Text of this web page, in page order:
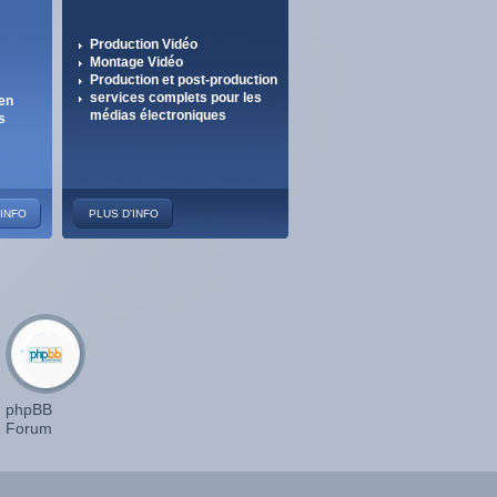
PLUS D'INFO
Production Vidéo
Montage Vidéo
Production et post-production
services complets pour les
médias électroniques
phpBB
Forum